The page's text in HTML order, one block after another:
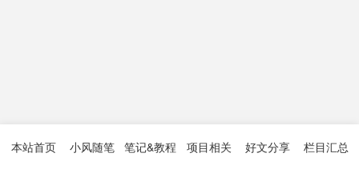
本站首页 小风随笔 笔记&教程 项目相关 好文分享 栏目汇总